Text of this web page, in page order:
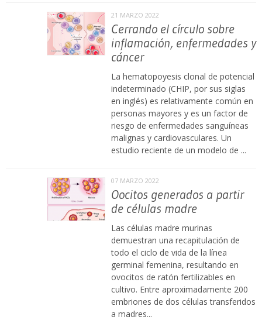
21 MARZO 2022
Cerrando el círculo sobre
inflamación, enfermedades y
cáncer
La hematopoyesis clonal de potencial
indeterminado (CHIP, por sus siglas
en inglés) es relativamente común en
personas mayores y es un factor de
riesgo de enfermedades sanguíneas
malignas y cardiovasculares. Un
estudio reciente de un modelo de ...
07 MARZO 2022
Oocitos generados a partir
de células madre
Las células madre murinas
demuestran una recapitulación de
todo el ciclo de vida de la línea
germinal femenina, resultando en
ovocitos de ratón fertilizables en
cultivo. Entre aproximadamente 200
embriones de dos células transferidos
a madres...